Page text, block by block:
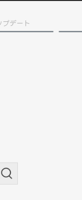
プデート